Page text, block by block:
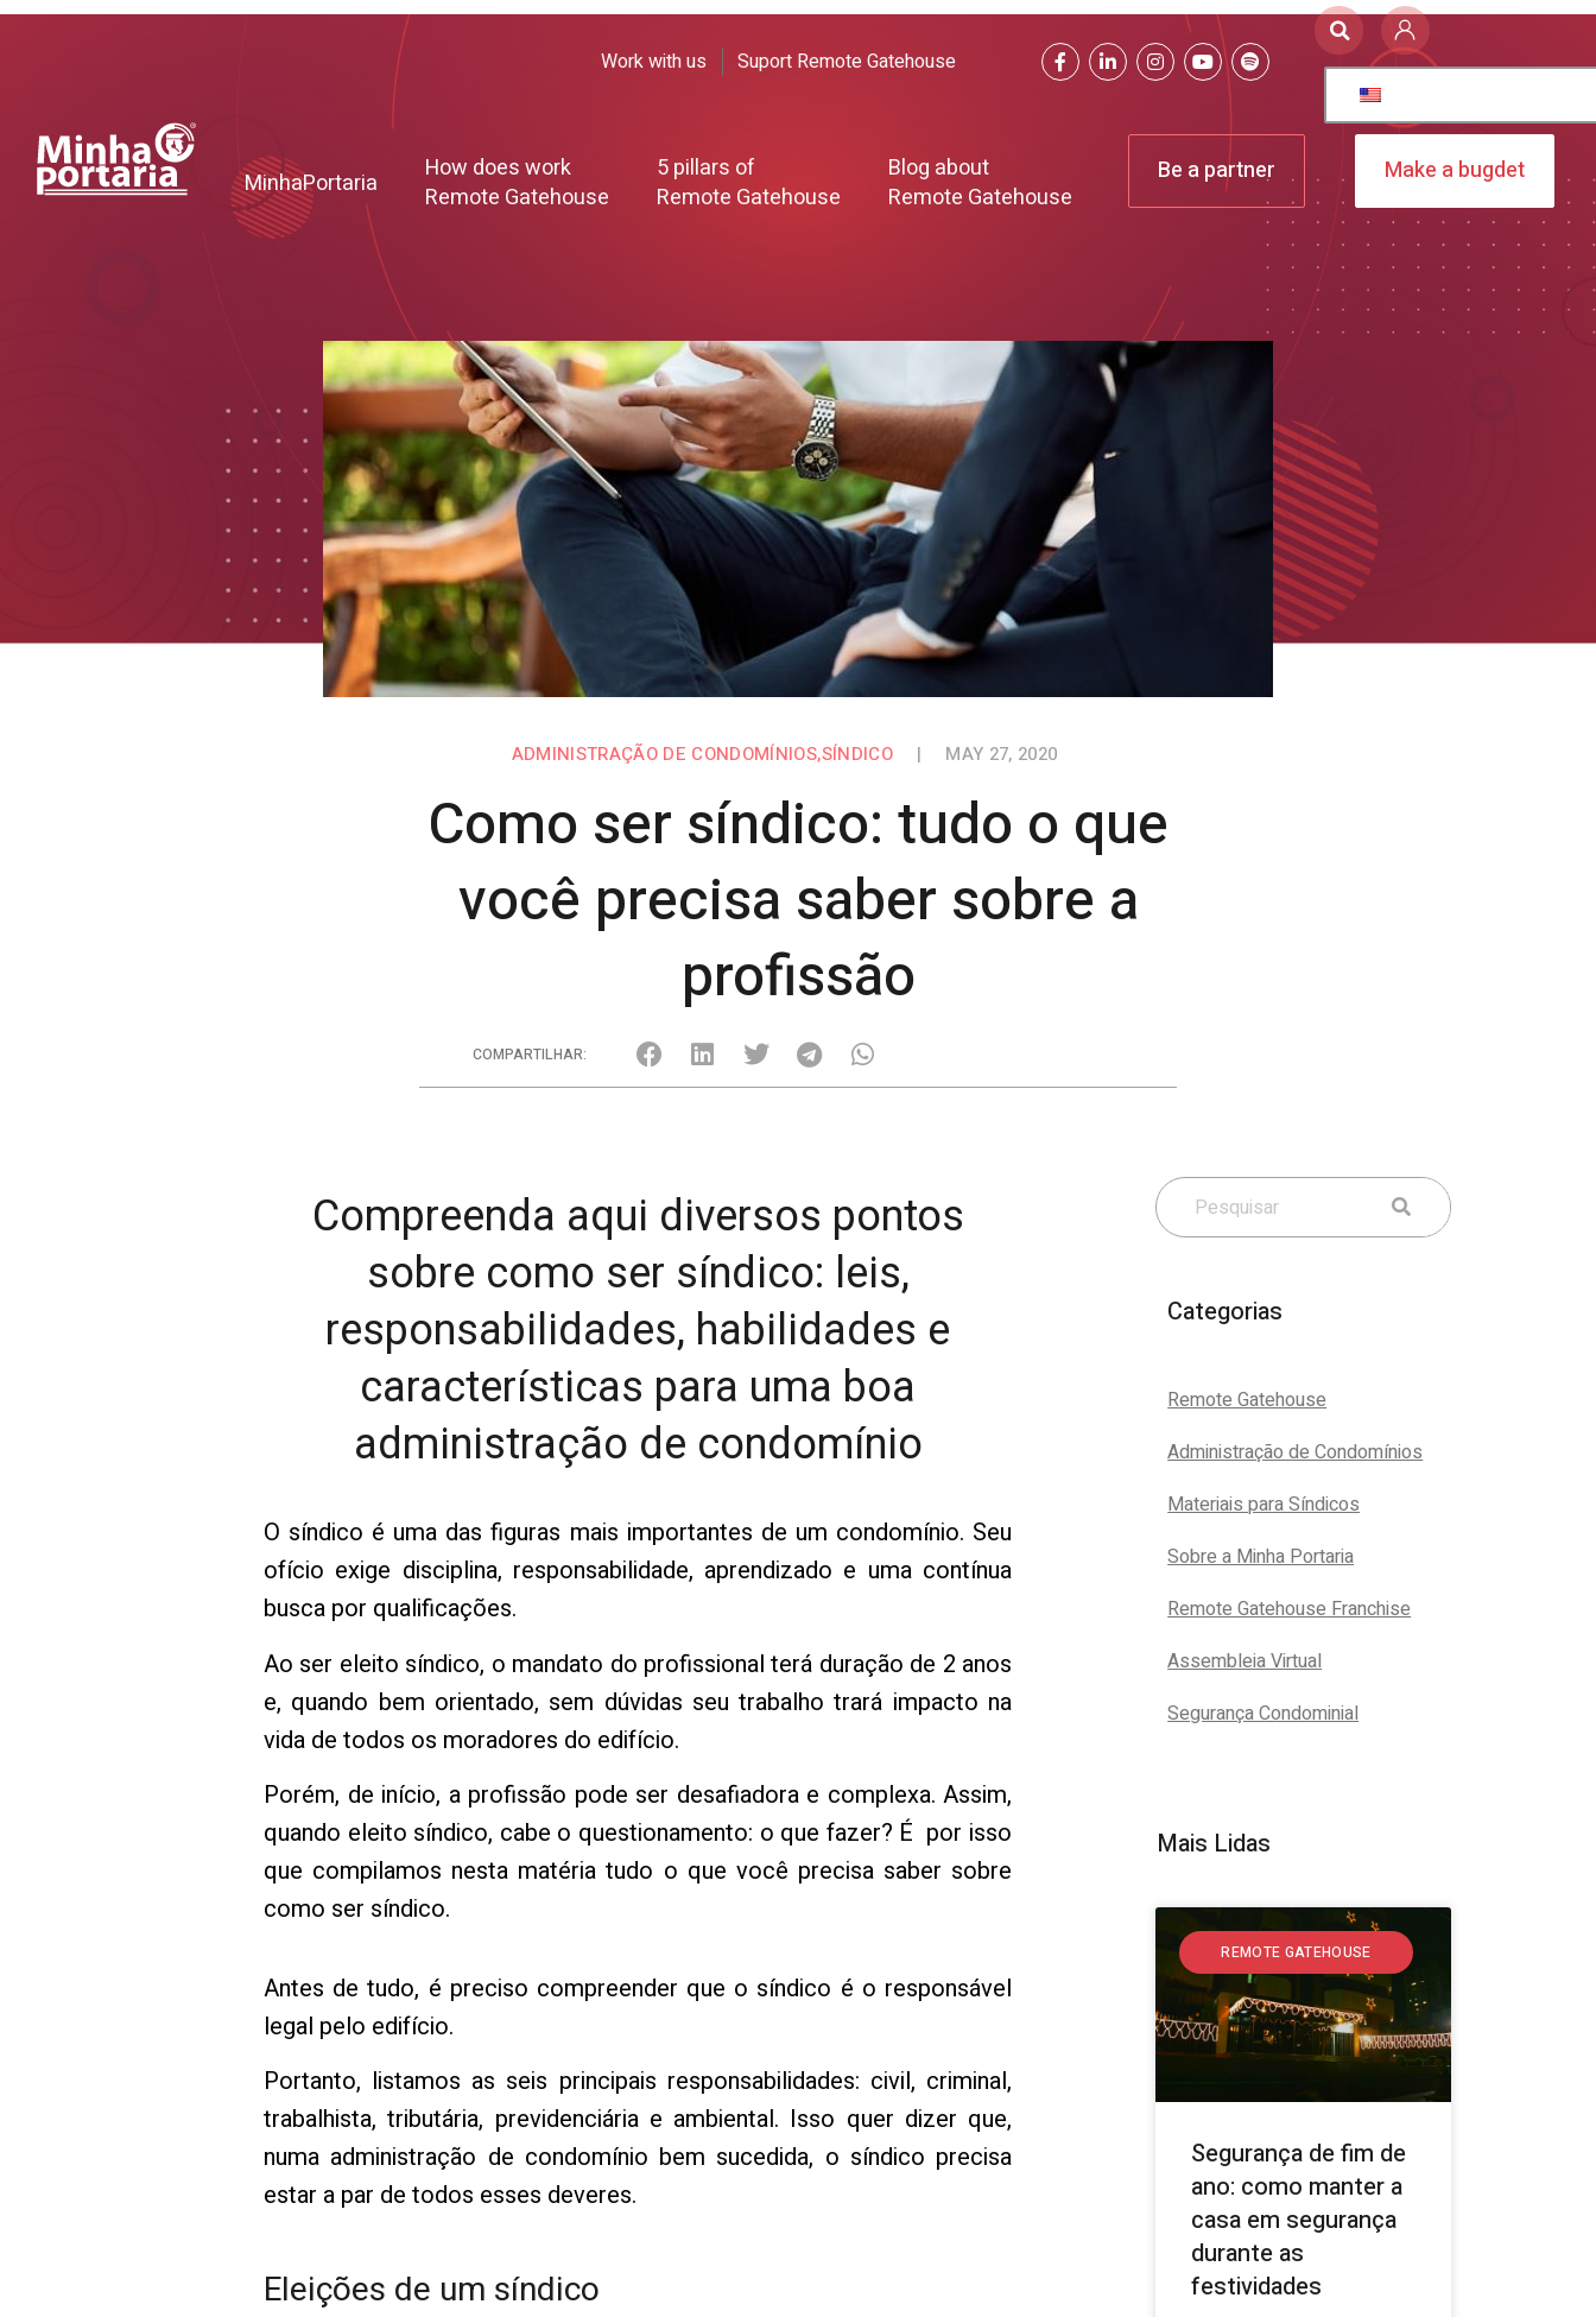
Work with us Suport Remote Gatehouse
MinhaPortaria
How does work
Remote Gatehouse
5 pillars of
Remote Gatehouse
Blog about
Remote Gatehouse
Be a partner Make a bugdet
ADMINISTRAÇÃO DE CONDOMÍNIOS,SÍNDICO | MAY 27, 2020
Como ser síndico: tudo o que
você precisa saber sobre a
profissão
COMPARTILHAR:
Compreenda aqui diversos pontos
sobre como ser síndico: leis,
responsabilidades, habilidades e
características para uma boa
administração de condomínio
O síndico é uma das figuras mais importantes de um condomínio. Seu
ofício exige disciplina, responsabilidade, aprendizado e uma contínua
busca por qualificações.
Ao ser eleito síndico, o mandato do profissional terá duração de 2 anos
e, quando bem orientado, sem dúvidas seu trabalho trará impacto na
vida de todos os moradores do edifício.
Porém, de início, a profissão pode ser desafiadora e complexa. Assim,
quando eleito síndico, cabe o questionamento: o que fazer? É por isso
que compilamos nesta matéria tudo o que você precisa saber sobre
como ser síndico.
Antes de tudo, é preciso compreender que o síndico é o responsável
legal pelo edifício.
Portanto, listamos as seis principais responsabilidades: civil, criminal,
trabalhista, tributária, previdenciária e ambiental. Isso quer dizer que,
numa administração de condomínio bem sucedida, o síndico precisa
estar a par de todos esses deveres.
Eleições de um síndico
Categorias
Remote Gatehouse
Administração de Condomínios
Materiais para Síndicos
Sobre a Minha Portaria
Remote Gatehouse Franchise
Assembleia Virtual
Segurança Condominial
Mais Lidas
REMOTE GATEHOUSE
Segurança de fim de
ano: como manter a
casa em segurança
durante as
festividades